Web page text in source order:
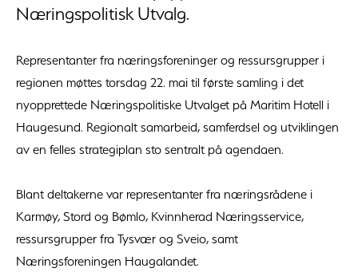
Næringspolitisk Utvalg.
Representanter fra næringsforeninger og ressursgrupper i
regionen møttes torsdag 22. mai til første samling i det
nyopprettede Næringspolitiske Utvalget på Maritim Hotell i
Haugesund. Regionalt samarbeid, samferdsel og utviklingen
av en felles strategiplan sto sentralt på agendaen.
Blant deltakerne var representanter fra næringsrådene i
Karmøy, Stord og Bømlo, Kvinnherad Næringsservice,
ressursgrupper fra Tysvær og Sveio, samt
Næringsforeningen Haugalandet.